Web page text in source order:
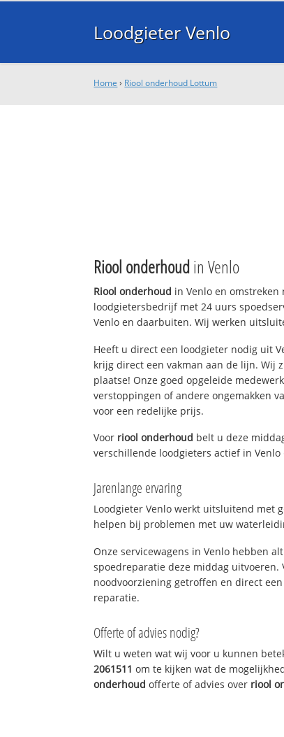
Loodgieter Venlo
Home › Riool onderhoud Lottum
Riool onderhoudin Venlo
Riool onderhoud in Venlo en omstreken
loodgietersbedrijf met 24 uurs
Venlo en daarbuiten. Wij werken
Heeft u direct een loodgieter nodig uit
krijg direct een vakman aan de lijn.
plaatse! Onze goed opgeleide
verstoppingen of andere ongemakken
voor een redelijke prijs.
Voor riool onderhoud belt u deze
verschillende loodgieters actief in Venlo
Jarenlange ervaring
Loodgieter Venlo werkt uitsluitend met
helpen bij problemen met uw
Onze servicewagens in Venlo hebben
spoedreparatie deze middag uitvoeren.
noodvoorziening getroffen en direct
reparatie.
Offerte of advies nodig?
Wilt u weten wat wij voor u kunnen
2061511 om te kijken wat de
onderhoud offerte of advies over riool